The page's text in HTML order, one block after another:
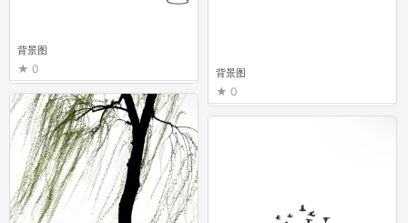
背景图
0 背景图
0